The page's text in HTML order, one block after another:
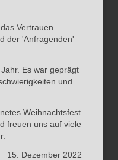
Vertrauen
der 'Anfragenden'
Es war geprägt
und
Weihnachtsfest
freuen uns auf viele
15. Dezember 2022